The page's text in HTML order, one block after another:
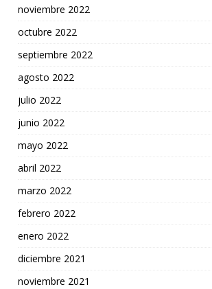
noviembre 2022
octubre 2022
septiembre 2022
agosto 2022
julio 2022
junio 2022
mayo 2022
abril 2022
marzo 2022
febrero 2022
enero 2022
diciembre 2021
noviembre 2021